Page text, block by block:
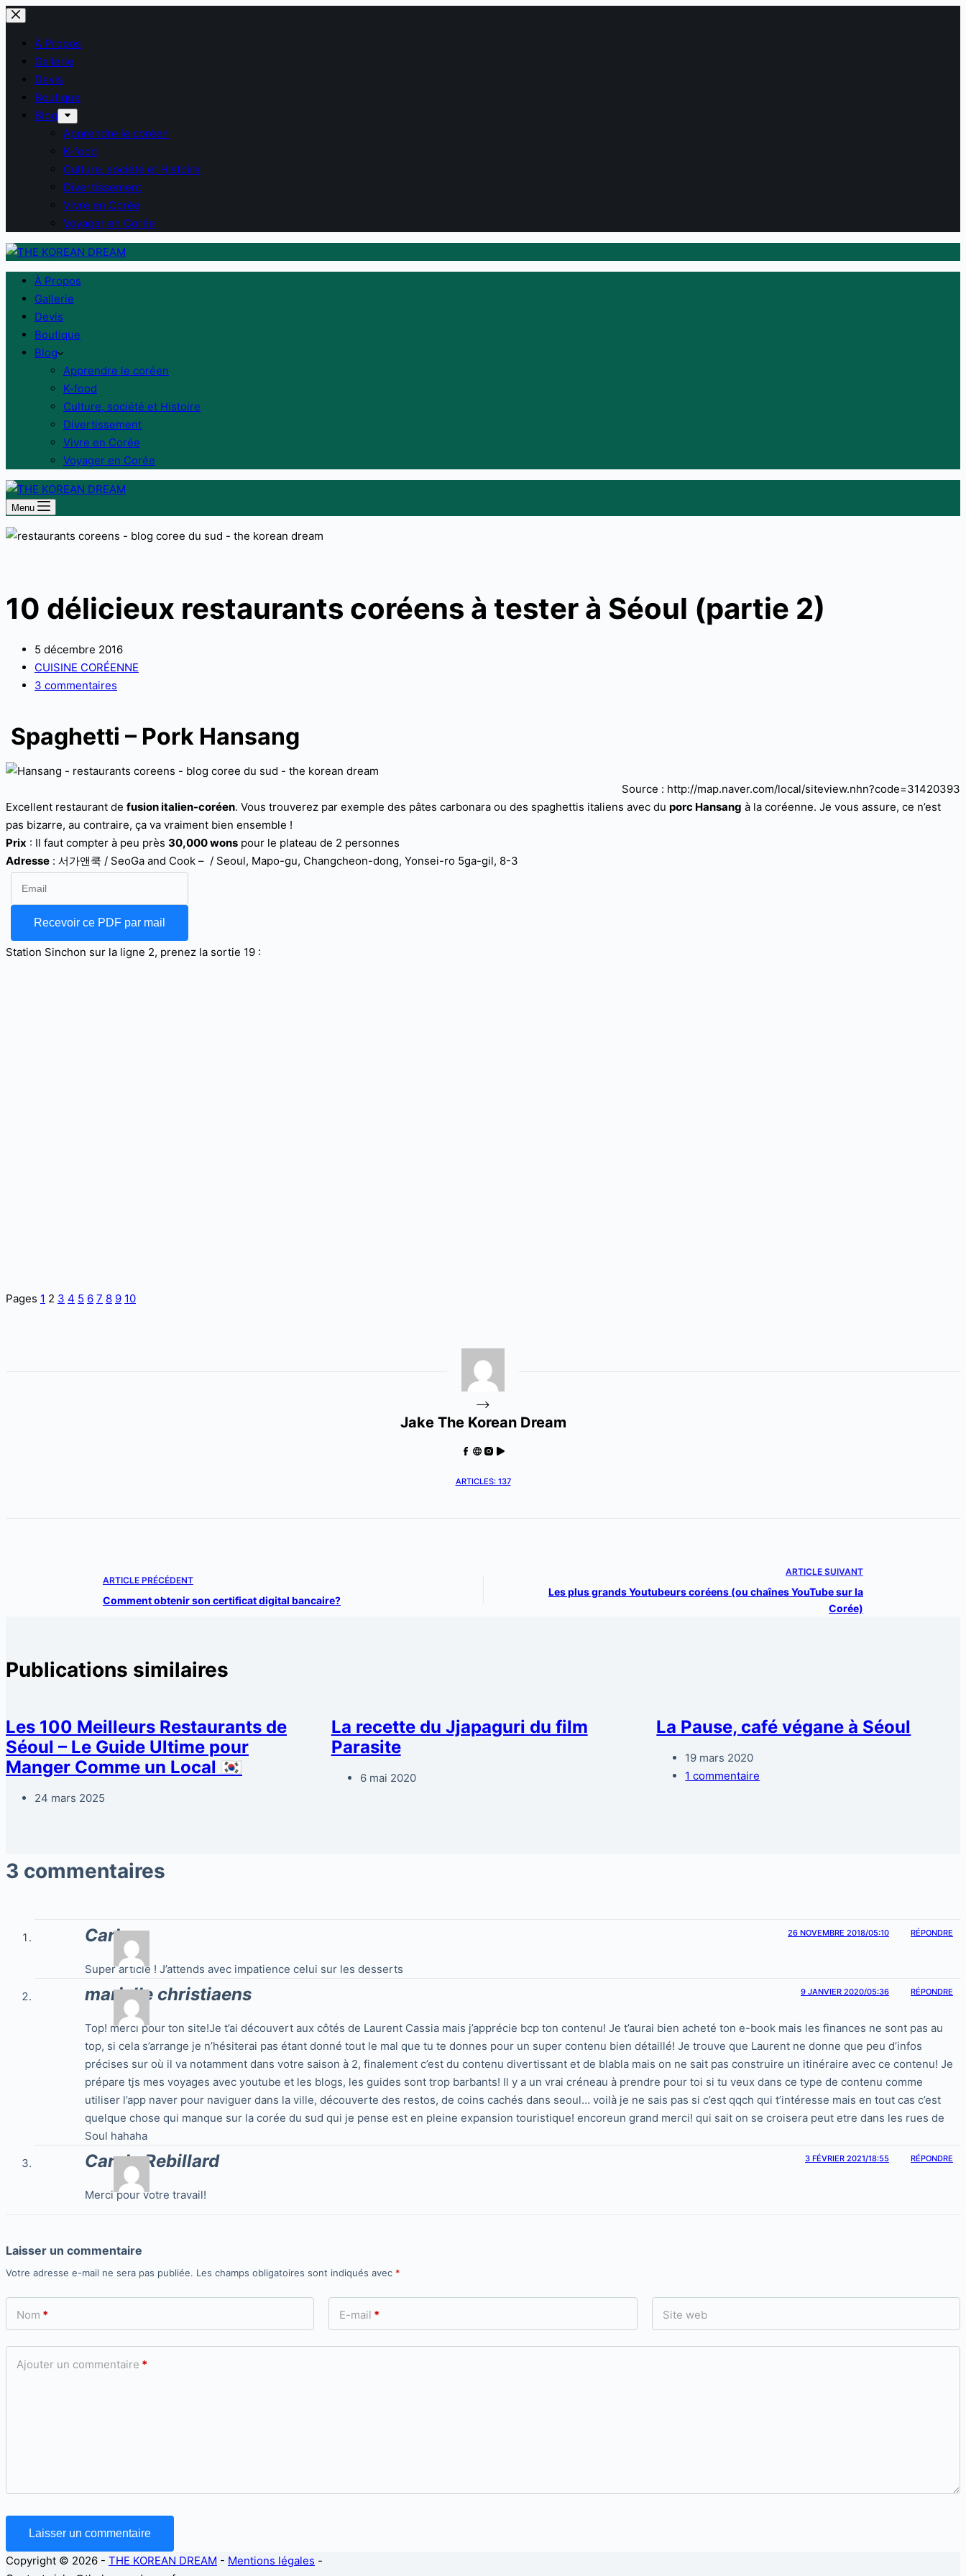
Passer
contenuÀ Propos
Gallerie
Devis
Boutique
Blog
Apprendre le coréen
K-food
Culture, société et Histoire
Divertissement
Vivre en Corée
Voyager en Corée
À Propos
Gallerie
Devis
Boutique
Blog
Apprendre le coréen
K-food
Culture, société et Histoire
Divertissement
Vivre en Corée
Voyager en Corée
Menu
10 délicieux restaurants coréens à tester à Séoul (partie 2)
5 décembre 2016
CUISINE CORÉENNE
3 commentaires
Spaghetti – Pork Hansang
Source : http://map.naver.com/local/siteview.nhn?code=31420393
Excellent restaurant de fusion italien-coréen. Vous trouverez par exemple des pâtes carbonara ou des spaghettis italiens avec du porc Hansang à la coréenne. Je vous assure, ce n’est
pas bizarre, au contraire, ça va vraiment bien ensemble !
Prix : Il faut compter à peu près 30,000 wons pour le plateau de 2 personnes
Adresse : 서가앤쿡 / SeoGa and Cook – / Seoul, Mapo-gu, Changcheon-dong, Yonsei-ro 5ga-gil, 8-3
Station Sinchon sur la ligne 2, prenez la sortie 19 :
Pages 1 2 3 4 5 6 7 8 9 10
Jake The Korean Dream
ARTICLES: 137
ARTICLE PRÉCÉDENT
Comment obtenir son certificat digital bancaire?
ARTICLESUIVANT
Les plus grands Youtubeurs coréens (ou chaînes YouTube sur la
Corée)
Publications similaires
Les 100 Meilleurs Restaurants de
Séoul – Le Guide Ultime pour
Manger Comme un Local 🇰🇷
24 mars 2025
La recette du Jjapaguri du film
Parasite
6 mai 2020
La Pause, café végane à Séoul
19 mars 2020
1 commentaire
3 commentaires
Carla 26 NOVEMBRE 2018/05:10 RÉPONDRE
Super article ! J’attends avec impatience celui sur les desserts
marielle christiaens 9 JANVIER 2020/05:36 RÉPONDRE
Top! merci pour ton site!Je t’ai découvert aux côtés de Laurent Cassia mais j’apprécie bcp ton contenu! Je t’aurai bien acheté ton e-book mais les finances ne sont pas au
top, si cela s’arrange je n’hésiterai pas étant donné tout le mal que tu te donnes pour un super contenu bien détaillé! Je trouve que Laurent ne donne que peu d’infos
précises sur où il va notamment dans votre saison à 2, finalement c’est du contenu divertissant et de blabla mais on ne sait pas construire un itinéraire avec ce contenu! Je
prépare tjs mes voyages avec youtube et les blogs, les guides sont trop barbants! Il y a un vrai créneau à prendre pour toi si tu veux dans ce type de contenu comme
utiliser l’app naver pour naviguer dans la ville, découverte des restos, de coins cachés dans seoul… voilà je ne sais pas si c’est qqch qui t’intéresse mais en tout cas c’est
quelque chose qui manque sur la corée du sud qui je pense est en pleine expansion touristique! encoreun grand merci! qui sait on se croisera peut etre dans les rues de
Soul hahaha
Carole Rebillard 3 FÉVRIER 2021/18:55 RÉPONDRE
Merci pour votre travail!
Laisser un commentaire
Votre adresse e-mail ne sera pas publiée. Les champs obligatoires sont indiqués avec *
Nom * E-mail * Site web
Ajouter un commentaire *
Laisser un commentaire
Copyright © 2026 - THE KOREAN DREAM - Mentions légales -